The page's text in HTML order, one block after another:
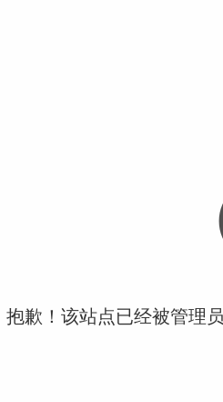
抱歉！该站点已经被管理